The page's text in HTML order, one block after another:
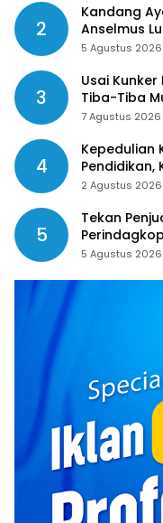
2
Kandang Ayam BUMDes Renrua Terbengkalai,
Anselmus
Aparat
5 Agustus 2026
3
Usai Kunker
Tiba-Tiba
Guru
7 Agustus 2026
4
Kepedulian
Pendidikan,
Apresiasi
2 Agustus 2026
5
Tekan
Nomor
5 Agustus 2026